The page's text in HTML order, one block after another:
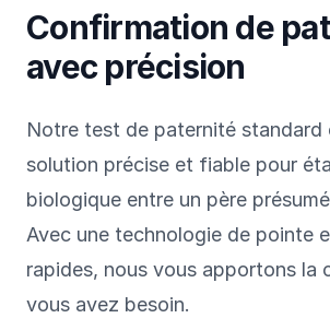
Confirmation de
avec précision
Notre test de paternité standard
solution précise et fiable pour
biologique entre un père
Avec une technologie de pointe
rapides, nous vous apportons la
vous avez besoin.